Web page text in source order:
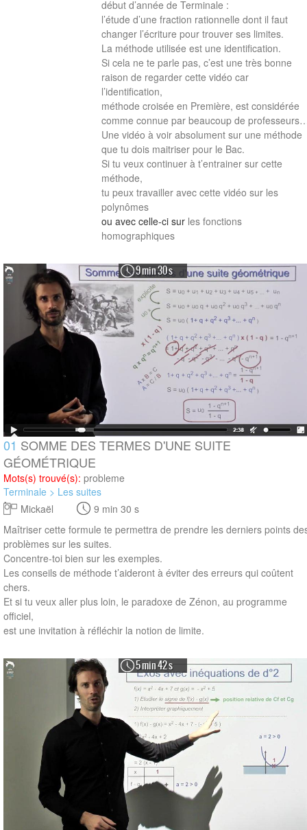
début d’année de Terminale :
l’étude d’une fraction rationnelle dont il faut
changer l’écriture pour trouver ses limites.
La méthode utilisée est une identification.
Si cela ne te parle pas, c’est une très bonne
raison de regarder cette vidéo car
l’identification,
méthode croisée en Première, est considérée
comme connue par beaucoup de
Une vidéo à voir absolument sur une méthode
que tu dois maitriser pour le Bac.
Si tu veux continuer à t’entrainer sur cette
méthode,
tu peux travailler aveccette vidéo sur les
polynômes
ou avec celle-ci sur les fonctions
homographiques
9 min 30 s
01 SOMME DES TERMES D'UNE SUITE
GÉOMÉTRIQUE
Mots(s) trouvé(s): probleme
Terminale > Les suites
Mickaël
9 min 30 s
Maîtriser cette formule te permettra de prendre les derniers points
problèmes sur les suites.
Concentre-toi bien sur les exemples.
Les conseils de méthode t’aideront à éviter des erreurs qui coûtent
chers.
Et si tu veux aller plus loin, le paradoxe de Zénon, au programme
officiel,
est une invitation à réfléchir la notion de limite.
5 min 42 s